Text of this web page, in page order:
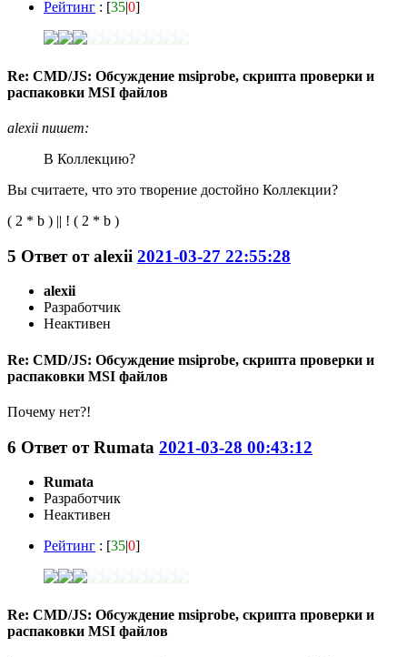
Рейтинг : [35|0]
Re: CMD/JS: Обсуждение msiprobe, скрипта проверки и
распаковки MSI файлов
alexii пишет:
В Коллекцию?
Вы считаете, что это творение достойно Коллекции?
( 2 * b ) || ! ( 2 * b )
5 Ответ отalexii 2021-03-27 22:55:28
alexii
Разработчик
Неактивен
Re: CMD/JS: Обсуждение msiprobe, скрипта проверки и
распаковки MSI файлов
Почему нет?!
6 Ответ отRumata 2021-03-28 00:43:12
Rumata
Разработчик
Неактивен
Рейтинг : [35|0]
Re: CMD/JS: Обсуждение msiprobe, скрипта проверки и
распаковки MSI файлов